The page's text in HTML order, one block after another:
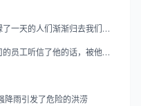
一天的人们渐渐归去我们的
员工听信了他的话，被他带
雨引发了危险的洪涝